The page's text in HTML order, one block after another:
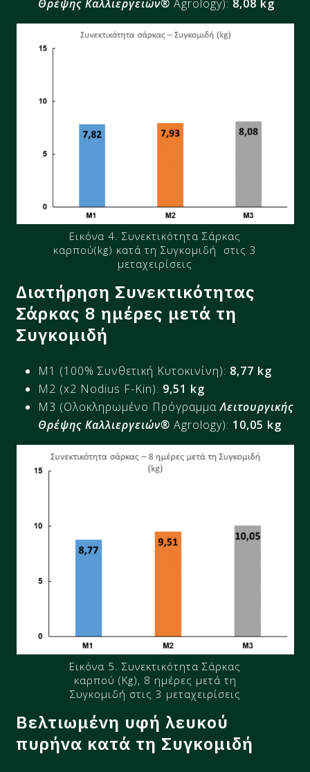
Θρέψης Καλλιεργειών®Agrology): 8,08 kg
Εικόνα 4. Συνεκτικότητα Σάρκας
καρπού(kg) κατά τη Συγκομιδή στις 3
μεταχειρίσεις
Διατήρηση Συνεκτικότητας
Σάρκας 8 ημέρες μετά τη
Συγκομιδή
M1 (100% Συνθετική Κυτοκινίνη): 8,77 kg
M2 (x2 Nodius F-Kin): 9,51 kg
M3 (Ολοκληρωμένο ΠρόγραμμαΛειτουργικής
Θρέψης Καλλιεργειών®Agrology): 10,05 kg
Εικόνα 5. Συνεκτικότητα Σάρκας
καρπού (Kg), 8 ημέρες μετά τη
Συγκομιδή στις 3 μεταχειρίσεις
Βελτιωμένη υφή λευκού
πυρήνα κατά τη Συγκομιδή